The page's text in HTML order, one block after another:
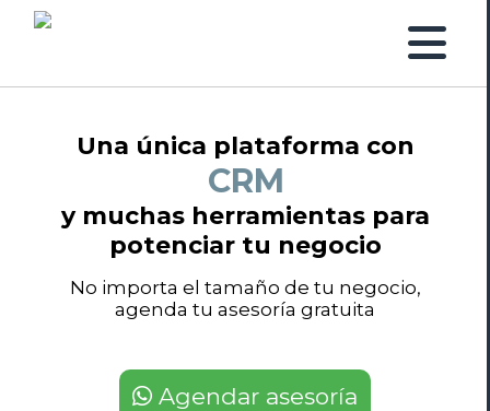
Una única plataforma con
Facturación
y muchas herramientas para
potenciar tu negocio
No importa el tamaño de tu negocio,
agenda tu asesoría gratuita
Agendar asesoría